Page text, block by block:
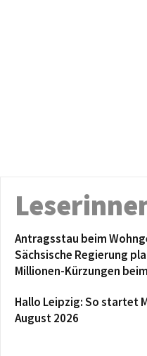
Antragsstau beim
Sächsische Regierung
Millionen-Kürzungen
Hallo Leipzig: So startet
August 2026